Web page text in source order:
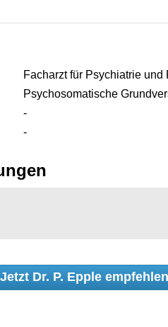
Facharzt für Psychiatrie und
Psychosomatische
-
-
Jetzt Dr. P. Epple empfehlen